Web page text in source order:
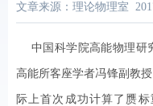
文章来源：理论物理室
中国科学院高能物理研
高能所客座学者冯锋副教
际上首次成功计算了赝